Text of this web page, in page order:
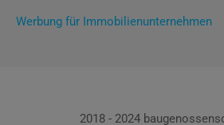
Werbung für Immobilienunternehmen
2018 - 2024